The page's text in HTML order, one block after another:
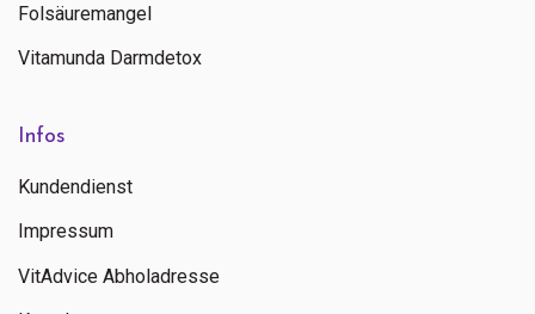
Folsäuremangel
Vitamunda Darmdetox
Infos
Kundendienst
Impressum
VitAdvice Abholadresse